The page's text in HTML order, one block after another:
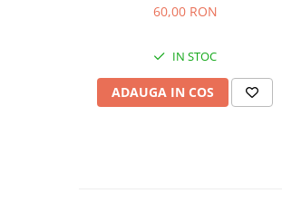
Capsatoare documente
60,00 RON
IN STOC
ADAUGA IN COS